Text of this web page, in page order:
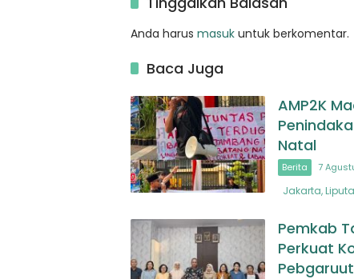
dan Timbangan
Anda harus masuk untuk berkomentar.
Baca Juga
AMP2K
Natal
Berita 7
Jakarta,
Pemkab
Perkuat